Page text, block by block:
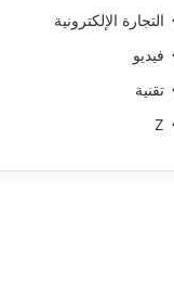
التجارة الإلكترونية
فيديو
تقنية
Z